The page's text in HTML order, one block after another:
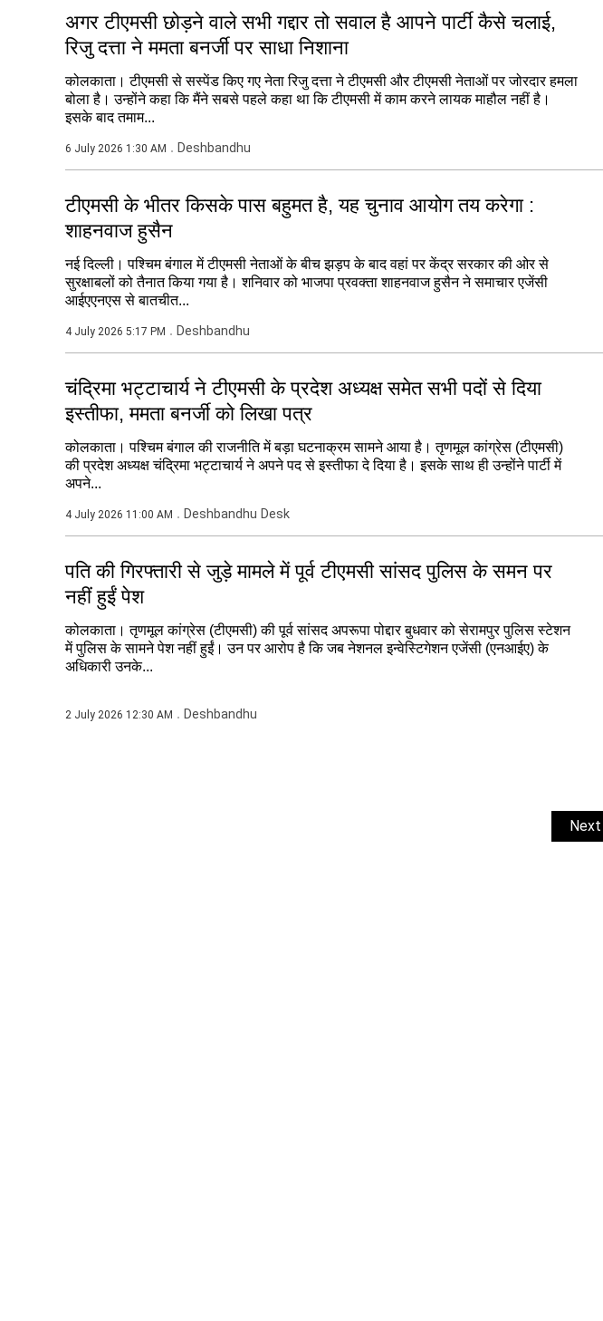
अगर टीएमसी छोड़ने वाले सभी गद्दार तो सवाल है आपने पार्टी कैसे चलाई,
रिजु दत्ता ने ममता बनर्जी पर साधा निशाना
कोलकाता। टीएमसी से सस्पेंड किए गए नेता रिजु दत्ता ने टीएमसी और टीएमसी नेताओं पर जोरदार हमला
बोला है। उन्होंने कहा कि मैंने सबसे पहले कहा था कि टीएमसी में काम करने लायक माहौल नहीं है।
इसके बाद तमाम...
6 July 2026 1:30 AM Deshbandhu
टीएमसी के भीतर किसके पास बहुमत है, यह चुनाव आयोग तय करेगा :
शाहनवाज हुसैन
नई दिल्ली। पश्चिम बंगाल में टीएमसी नेताओं के बीच झड़प के बाद वहां पर केंद्र सरकार की ओर से
सुरक्षाबलों को तैनात किया गया है। शनिवार को भाजपा प्रवक्ता शाहनवाज हुसैन ने समाचार एजेंसी
आईएएनएस से बातचीत...
4 July 2026 5:17 PM Deshbandhu
चंद्रिमा भट्टाचार्य ने टीएमसी के प्रदेश अध्यक्ष समेत सभी पदों से दिया
इस्तीफा, ममता बनर्जी को लिखा पत्र
कोलकाता। पश्चिम बंगाल की राजनीति में बड़ा घटनाक्रम सामने आया है। तृणमूल कांग्रेस (टीएमसी)
की प्रदेश अध्यक्ष चंद्रिमा भट्टाचार्य ने अपने पद से इस्तीफा दे दिया है। इसके साथ ही उन्होंने पार्टी में
अपने...
4 July 2026 11:00 AM Deshbandhu Desk
पति की गिरफ्तारी से जुड़े मामले में पूर्व टीएमसी सांसद पुलिस के समन पर
नहीं हुईं पेश
कोलकाता। तृणमूल कांग्रेस (टीएमसी) की पूर्व सांसद अपरूपा पोद्दार बुधवार को सेरामपुर पुलिस स्टेशन
में पुलिस के सामने पेश नहीं हुईं। उन पर आरोप है कि जब नेशनल इन्वेस्टिगेशन एजेंसी (एनआईए) के
अधिकारी उनके...
2 July 2026 12:30 AM Deshbandhu